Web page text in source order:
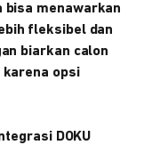
bisa menawarkan
fleksibel dan
biarkan calon
karena opsi
DOKU